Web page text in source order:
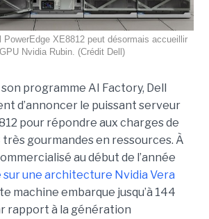
PowerEdge XE8812 peut désormais accueillir
Nvidia Rubin. (Crédit Dell)
programme AI Factory, Dell
d’annoncer le puissant serveur
pour répondre aux charges de
gourmandes en ressources. À
au début de l’année
une architecture Nvidia Vera
machine embarque jusqu’à 144
rapport à la génération